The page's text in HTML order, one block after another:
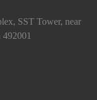
SST Tower, near
492001